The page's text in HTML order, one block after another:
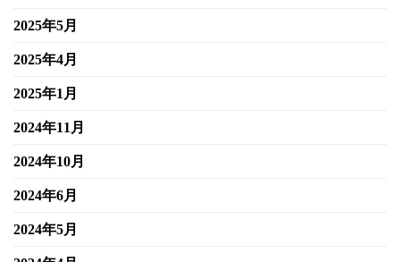
2025年5月
2025年4月
2025年1月
2024年11月
2024年10月
2024年6月
2024年5月